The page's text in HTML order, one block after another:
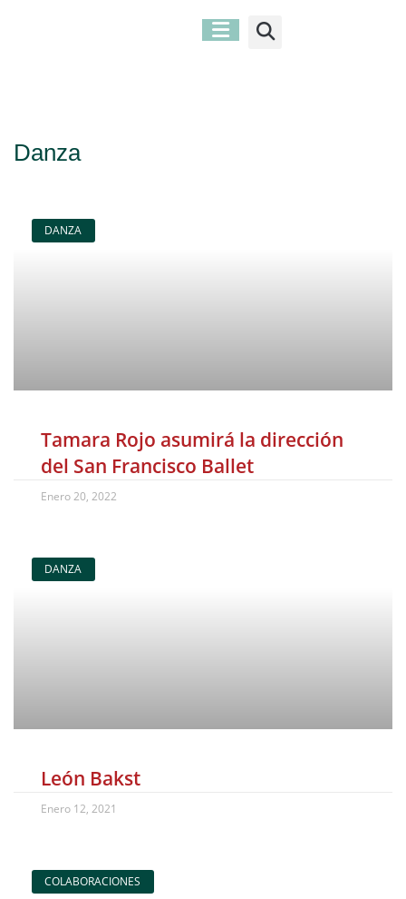
Danza
DANZA
Tamara Rojo asumirá la dirección
del San Francisco Ballet
Enero 20, 2022
DANZA
León Bakst
Enero 12, 2021
COLABORACIONES